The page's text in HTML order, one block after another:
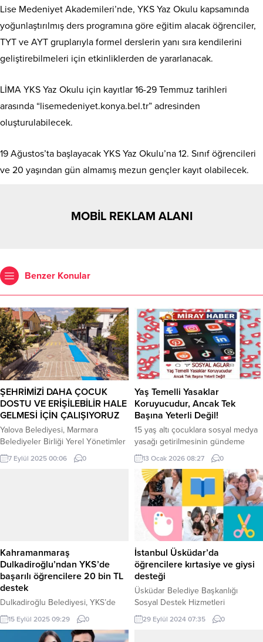
Lise Medeniyet Akademileri’nde, YKS Yaz Okulu kapsamında
yoğunlaştırılmış ders programına göre eğitim alacak öğrenciler,
TYT ve AYT gruplarıyla formel derslerin yanı sıra kendilerini
geliştirebilmeleri için etkinliklerden de yararlanacak.
LİMA YKS Yaz Okulu için kayıtlar 16-29 Temmuz tarihleri
arasında “lisemedeniyet.konya.bel.tr” adresinden
oluşturulabilecek.
19 Ağustos’ta başlayacak YKS Yaz Okulu’na 12. Sınıf öğrencileri
ve 20 yaşından gün almamış mezun gençler kayıt olabilecek.
MOBİL REKLAM ALANI
Benzer Konular
ŞEHRİMİZİ DAHA ÇOCUK
DOSTU VE ERİŞİLEBİLİR HALE
GELMESİ İÇİN ÇALIŞIYORUZ
Yalova Belediyesi, Marmara
Belediyeler Birliği Yerel Yönetimler
Akademisi tarafından Superpool ve
Global Designing Cities Initiative
sürdürülüyor. 2022 yılından bu
yana çocuklar ve yayalar için
güvenli, sağlıklı ve...
7 Eylül 2025 00:06 0
Yaş Temelli Yasaklar
Koruyucudur, Ancak Tek
Başına Yeterli Değil!
15 yaş altı çocuklara sosyal medya
yasağı getirilmesinin gündeme
gelmesinin ardından uzmanlar,
yasağın yalnızca teknik bir
düzenleme değil; çocuk ve ergen
ruh sağlığını doğrudan ilgilendiren
çok katmanlı bir müdahale alanı
olduğunu söylüyor. Çocuk ve
ergenlerin beyin gelişimleri
nedeniyle sosyal medyanın
risklerini yetişkinler gibi
değerlendirebilecek durumda
olmadıklarını aktaran Klinik Psikolog
İnci...
13 Ocak 2026 08:27 0
Kahramanmaraş
Dulkadiroğlu’ndan YKS’de
başarılı öğrencilere 20 bin TL
destek
Dulkadiroğlu Belediyesi, YKS’de
Türkiye genelinde ilk 50 bin
içerisine giren öğrencilerini
ödüllendirerek eğitim yolculuklarına
15 Eylül 2025 09:29 0
İstanbul Üsküdar’da
öğrencilere kırtasiye ve giysi
desteği
Üsküdar Belediye Başkanlığı
Sosyal Destek Hizmetleri
Müdürlüğü’nce 2024 – 2025
Eğitim Öğretim döneminde
29 Eylül 2024 07:35 0